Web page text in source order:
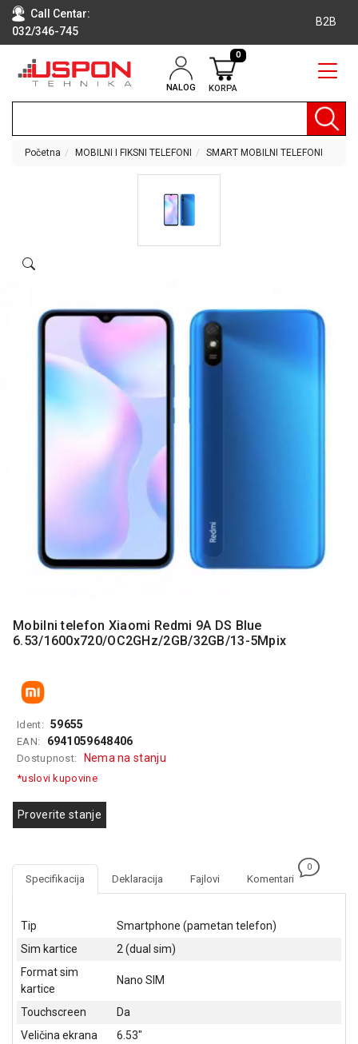
Call Centar:
032/346-745
B2B
NALOG KORPA
0
RAČUNARI
TEHNIKA
VIDEO
TABLET
RAČUNARI
MONITORI
OPREMA
RAČUNARSKE
KOMPONENTE
RAČUNARSKE
PERIFERIJE
GAMING
EELEKTRO
ZAŠTITA
SOLARNI
OPREMA
SKENERI I
FOTOAPARATI
I KAMERE
GPS
NAVIGACIJE
Početna MOBILNI I FIKSNI TELEFONI SMART MOBILNI TELEFONI
Mobilni telefon Xiaomi Redmi 9A DS Blue
6.53/1600x720/OC2GHz/2GB/32GB/13-5Mpix
Ident: 59655
EAN: 6941059648406
Dostupnost: Nema na stanju
*uslovi kupovine
Proverite stanje
Specifikacija Deklaracija Fajlovi Komentari
0
Tip
Smartphone (pametan telefon)
Sim kartice
2 (dual sim)
Format sim
kartice
Nano SIM
Touchscreen
Da
Veličina ekrana
6.53"